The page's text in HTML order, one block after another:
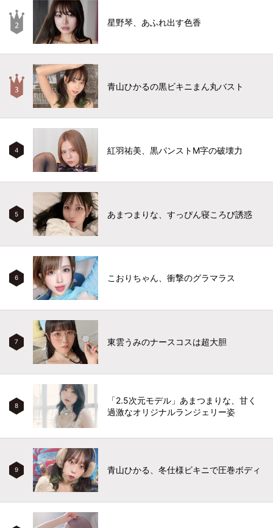
星野琴、あふれ出す色香
青山ひかるの黒ビキニまん丸バスト
4 紅羽祐美、黒パンストM字の破壊力
5 あまつまりな、すっぴん寝ころび誘惑
6 こおりちゃん、衝撃のグラマラス
7 東雲うみのナースコスは超大胆
8
「2.5次元モデル」あまつまりな、甘く
過激なオリジナルランジェリー姿
9 青山ひかる、冬仕様ビキニで圧巻ボディ